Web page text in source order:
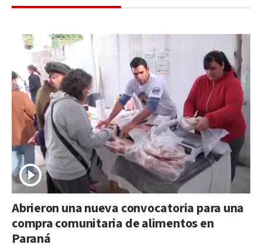
Abrieron una nueva convocatoria para una
compra comunitaria de alimentos en
Paraná